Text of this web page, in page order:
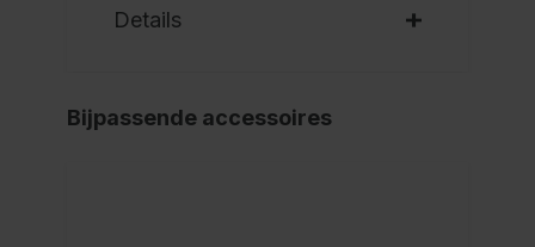
Details
Bijpassende accessoires